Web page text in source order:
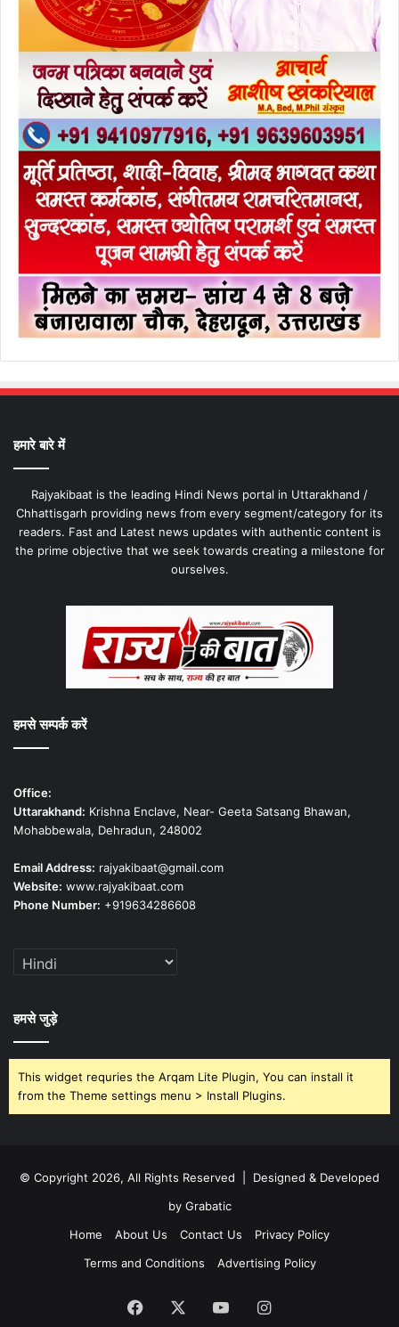
हमारे बारे में
Rajyakibaat is the leading Hindi News portal in Uttarakhand /
Chhattisgarh providing news from every segment/category for its
readers. Fast and Latest news updates with authentic content is
the prime objective that we seek towards creating a milestone for
ourselves.
हमसे सम्पर्क करें
Office:
Uttarakhand: Krishna Enclave, Near- Geeta Satsang Bhawan,
Mohabbewala, Dehradun, 248002
Email Address: rajyakibaat@gmail.com
Website: www.rajyakibaat.com
Phone Number: +919634286608
हमसे जुड़े
This widget requries the Arqam Lite Plugin, You can install it
from the Theme settings menu > Install Plugins.
© Copyright 2026, All Rights Reserved | Designed & Developed
by Grabatic
Home
About Us Contact Us
Privacy Policy
Terms and Conditions
Advertising Policy
Facebook YouTubeInstagram